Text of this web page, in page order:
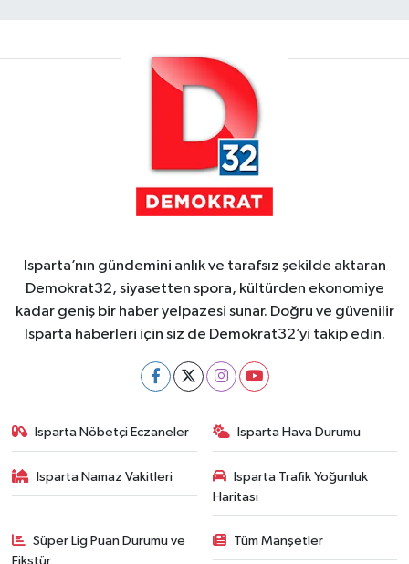
Isparta’nın gündemini anlık ve tarafsız şekilde aktaran
Demokrat32, siyasetten spora, kültürden ekonomiye
kadar geniş bir haber yelpazesi sunar. Doğru ve güvenilir
Isparta haberleri için siz de Demokrat32’yi takip edin.
Isparta Nöbetçi Eczaneler Isparta Hava Durumu
Isparta Namaz Vakitleri
Isparta Trafik Yoğunluk
Haritası
Süper Lig Puan Durumu ve
Fikstür
Tüm Manşetler